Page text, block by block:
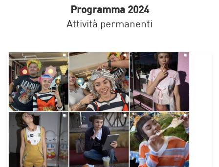
Programma 2024
Attività permanenti